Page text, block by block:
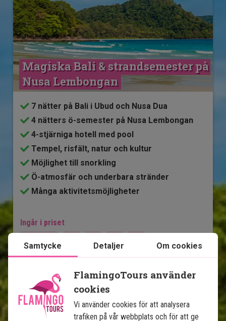
Magiska Bali & strandsemester på
Nusa Lembongan
7 nätter på Bali i Ubud och Nusa Dua
4 nätters ö-semester på Nusa Lembongan
4-stjärniga hotell med pool
Tempel, risfält, natur och kultur
Möjlighet till snorkling
Ö-atmosfär och underbara stränder
Många aktivitetsmöjligheter
Ingår i priset
Se karta
Samtycke Detaljer Om cookies
FlamingoTours använder
cookies
Vi använder cookies för att analysera
trafiken på vår webbplats och för att ge